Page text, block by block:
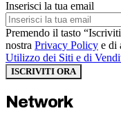
Inserisci la tua email
Premendo il tasto
nostra Privacy Policy e di
Utilizzo dei Siti e di
ISCRIVITI ORA
Network